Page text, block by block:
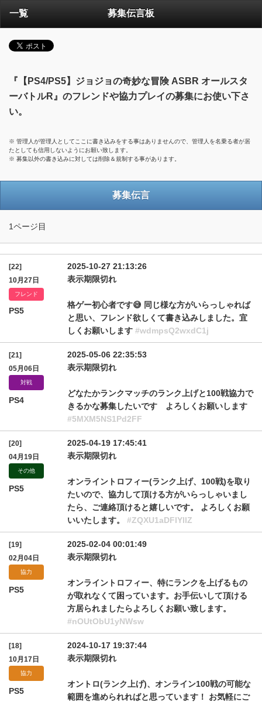
一覧 募集伝言板
『【PS4/PS5】ジョジョの奇妙な冒険 ASBR オールスタ
ーバトルR』のフレンドや協力プレイの募集にお使い下さ
い。
※ 管理人が管理人としてここに書き込みをする事はありませんので、管理人を名乗る者が居
たとしても信用しないようにお願い致します。
※ 募集以外の書き込みに対しては削除＆規制する事があります。
募集伝言
1ページ目
[22]
10月27日
フレンド
PS5
2025-10-27 21:13:26
表示期限切れ
格ゲー初心者です😅 同じ様な方がいらっしゃれば
と思い、フレンド欲しくて書き込みしました。宜
しくお願いします #wdmpsQ2wxdC1j
[21]
05月06日
対戦
PS4
2025-05-06 22:35:53
表示期限切れ
どなたかランクマッチのランク上げと100戦協力で
きるかな募集したいです よろしくお願いします
#5MXM5NS1Pd2FF
[20]
04月19日
その他
PS5
2025-04-19 17:45:41
表示期限切れ
オンライントロフィー(ランク上げ、100戦)を取り
たいので、協力して頂ける方がいらっしゃいまし
たら、ご連絡頂けると嬉しいです。 よろしくお願
いいたします。 #ZQXU1aDFlYllZ
[19]
02月04日
協力
PS5
2025-02-04 00:01:49
表示期限切れ
オンライントロフィー、特にランクを上げるもの
が取れなくて困っています。お手伝いして頂ける
方居られましたらよろしくお願い致します。
#nOUtObU1yNWsw
[18]
10月17日
協力
PS5
2024-10-17 19:37:44
表示期限切れ
オントロ(ランク上げ)、オンライン100戦の可能な
範囲を進められればと思っています！ お気軽にご